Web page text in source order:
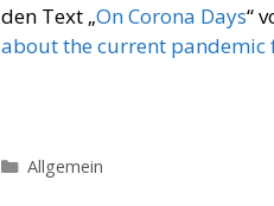
den Text „On Corona Days“
about the current pandemic
Kategorien
Allgemein